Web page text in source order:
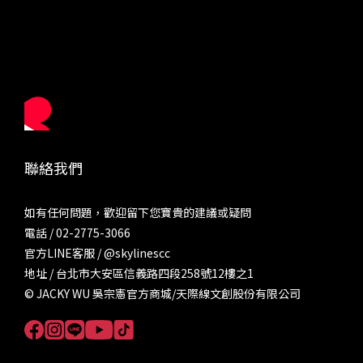
聯絡我們
如有任何問題，歡迎留下您寶貴的建議或疑問
電話 / 02-2775-3066
官方LINE客服 /@skylinescc
地址 / 台北市大安區信義路四段258號12樓之1
© JACKY WU 吳宗憲官方商城/天際線文創股份有限公司